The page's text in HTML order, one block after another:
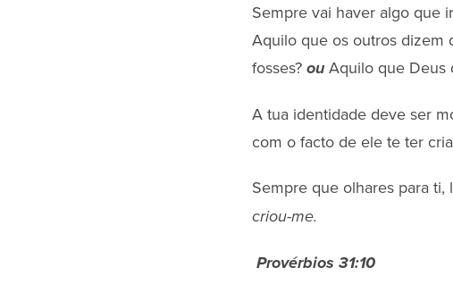
Sempre vai haver algo que
Aquilo que os outros dizem
fosses? ou Aquilo que Deus
A tua identidade deve ser
com o facto de ele te ter
Sempre que olhares para ti,
criou-me.
Provérbios 31:10